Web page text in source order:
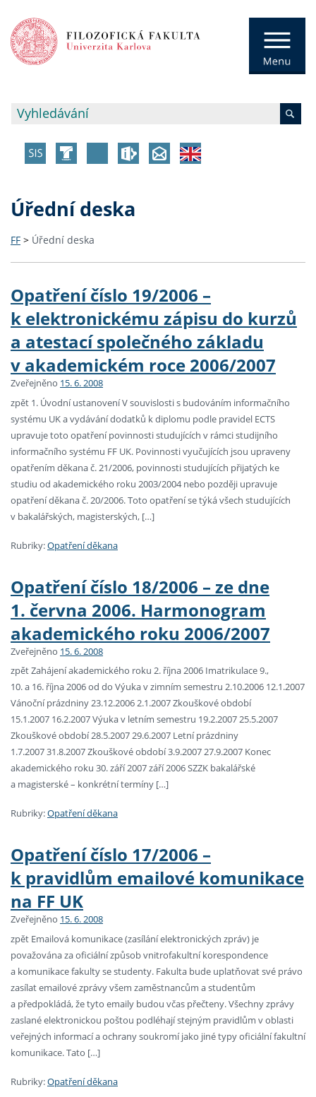
Úřední deska
FF > Úřední deska
Opatření číslo 19/2006 –
k elektronickému zápisu do kurzů
a atestací společného základu
v akademickém roce 2006/2007
Zveřejněno 15. 6. 2008
zpět 1. Úvodní ustanovení V souvislosti s budováním informačního
systému UK a vydávání dodatků k diplomu podle pravidel ECTS
upravuje toto opatření povinnosti studujících v rámci studijního
informačního systému FF UK. Povinnosti vyučujících jsou upraveny
opatřením děkana č. 21/2006, povinnosti studujících přijatých ke
studiu od akademického roku 2003/2004 nebo později upravuje
opatření děkana č. 20/2006. Toto opatření se týká všech studujících
v bakalářských, magisterských, […]
Rubriky:Opatření děkana
Opatření číslo 18/2006 – ze dne
1. června 2006. Harmonogram
akademického roku 2006/2007
Zveřejněno 15. 6. 2008
zpět Zahájení akademického roku 2. října 2006 Imatrikulace 9.,
10. a 16. října 2006 od do Výuka v zimním semestru 2.10.2006 12.1.2007
Vánoční prázdniny 23.12.2006 2.1.2007 Zkouškové období
15.1.2007 16.2.2007 Výuka v letním semestru 19.2.2007 25.5.2007
Zkouškové období 28.5.2007 29.6.2007 Letní prázdniny
1.7.2007 31.8.2007 Zkouškové období 3.9.2007 27.9.2007 Konec
akademického roku 30. září 2007 září 2006 SZZK bakalářské
a magisterské – konkrétní termíny […]
Rubriky:Opatření děkana
Opatření číslo 17/2006 –
k pravidlům emailové komunikace
na FF UK
Zveřejněno 15. 6. 2008
zpět Emailová komunikace (zasílání elektronických zpráv) je
považována za oficiální způsob vnitrofakultní korespondence
a komunikace fakulty se studenty. Fakulta bude uplatňovat své právo
zasílat emailové zprávy všem zaměstnancům a studentům
a předpokládá, že tyto emaily budou včas přečteny. Všechny zprávy
zaslané elektronickou poštou podléhají stejným pravidlům v oblasti
veřejných informací a ochrany soukromí jako jiné typy oficiální fakultní
komunikace. Tato […]
Rubriky:Opatření děkana